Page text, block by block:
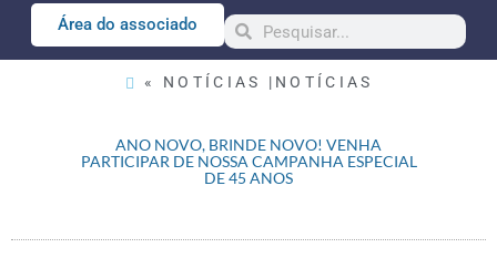
Área do associado
« NOTÍCIAS | NOTÍCIAS
ANO NOVO, BRINDE NOVO! VENHA
PARTICIPAR DE NOSSA CAMPANHA ESPECIAL
DE 45 ANOS